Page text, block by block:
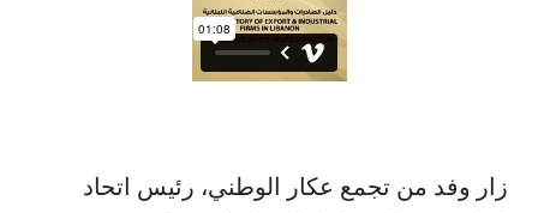
زار وفد من تجمع عكار الوطني، رئيس اتحاد